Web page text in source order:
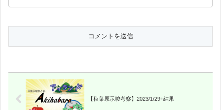
【秋葉原示唆考察】2023/1/29+結果